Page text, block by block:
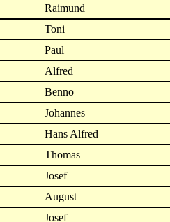
Raimund
Toni
Paul
Alfred
Benno
Johannes
Hans Alfred
Thomas
Josef
August
Josef